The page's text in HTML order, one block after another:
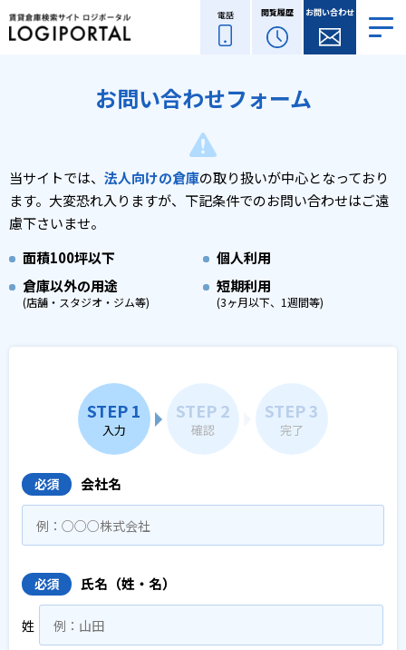
電話 閲覧履歴 お問い合わせ
お問い合わせフォーム
当サイトでは、 法人向けの倉庫の取り扱いが中心となっており
ます。 大変恐れ入りますが、下記条件でのお問い合わせはご遠
慮下さいませ。
面積100坪以下
個人利用
倉庫以外の用途
(店舗・スタジオ・ジム等)
短期利用
(3ヶ月以下、1週間等)
STEP 1
入力
STEP 2
確認
STEP 3
完了
必須 会社名
必須 氏名（姓・名）
姓